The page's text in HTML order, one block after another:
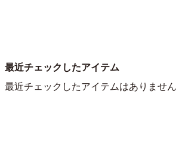
最近チェックしたアイテム
最近チェックしたアイテムはありません